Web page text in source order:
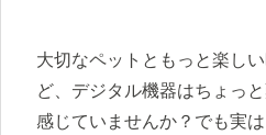
大切なペットともっと楽し
ど、デジタル機器はちょっ
感じていませんか？でも実